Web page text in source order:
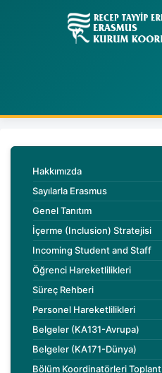
Hakkımızda
Sayılarla Erasmus
Genel Tanıtım
İçerme (Inclusion) Stratejisi
Incoming Student and Staff
Öğrenci Hareketlilikleri
Süreç Rehberi
Personel Hareketlilikleri
Belgeler (KA131-Avrupa)
Belgeler (KA171-Dünya)
Bölüm Koordinatörleri